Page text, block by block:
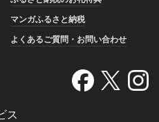
マンガふるさと納税
よくあるご質問・お問い合わせ
ス